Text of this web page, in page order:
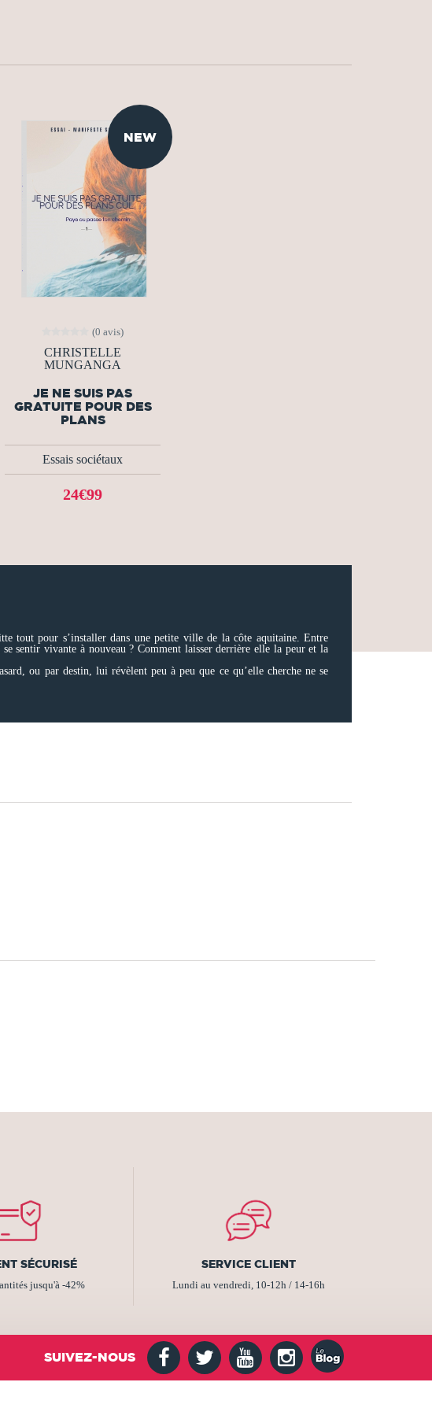
NEW
(0 avis)
CHRISTELLE
MUNGANGA
JE NE SUIS PAS
GRATUITE POUR DES
PLANS
Essais sociétaux
24€99
tout pour s’installer dans une petite ville de la côte aquitaine. Entre
sentir vivante à nouveau ? Comment laisser derrière elle la peur et la
ou par destin, lui révèlent peu à peu que ce qu’elle cherche ne se
SÉCURISÉ
jusqu'à -42%
SERVICE CLIENT
Lundi au vendredi, 10-12h / 14-16h
SUIVEZ-NOUS